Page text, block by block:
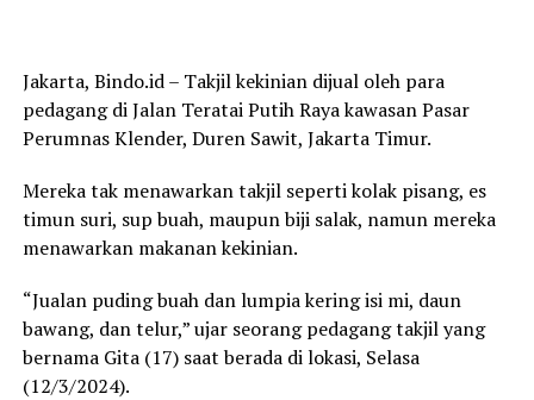
Jakarta, Bindo.id – Takjil kekinian dijual oleh para
pedagang di Jalan Teratai Putih Raya kawasan Pasar
Perumnas Klender, Duren Sawit, Jakarta Timur.
Mereka tak menawarkan takjil seperti kolak pisang, es
timun suri, sup buah, maupun biji salak, namun mereka
menawarkan makanan kekinian.
“Jualan puding buah dan lumpia kering isi mi, daun
bawang, dan telur,” ujar seorang pedagang takjil yang
bernama Gita (17) saat berada di lokasi, Selasa
(12/3/2024).